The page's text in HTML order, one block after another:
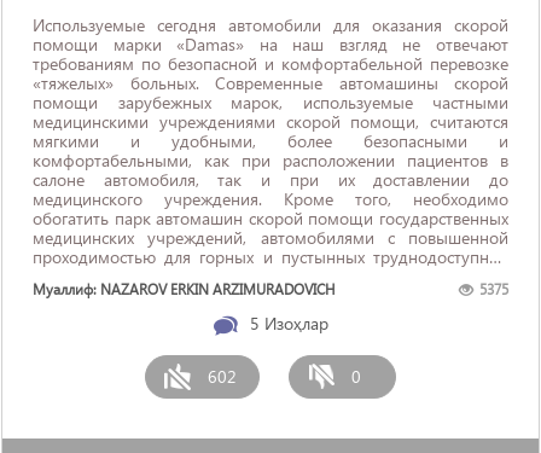
Используемые сегодня автомобили для оказания скорой
помощи марки «Damas» на наш взгляд не отвечают
требованиям по безопасной и комфортабельной перевозке
«тяжелых» больных. Современные автомашины скорой
помощи зарубежных марок, используемые частными
медицинскими учреждениями скорой помощи, считаются
мягкими и удобными, более безопасными и
комфортабельными, как при расположении пациентов в
салоне автомобиля, так и при их доставлении до
медицинского учреждения. Кроме того, необходимо
обогатить парк автомашин скорой помощи государственных
медицинских учреждений, автомобилями с повышенной
проходимостью для горных и пустынных труднодоступных
Муаллиф: NAZAROV ERKIN ARZIMURADOVICH 5375
5 Изоҳлар
602 0